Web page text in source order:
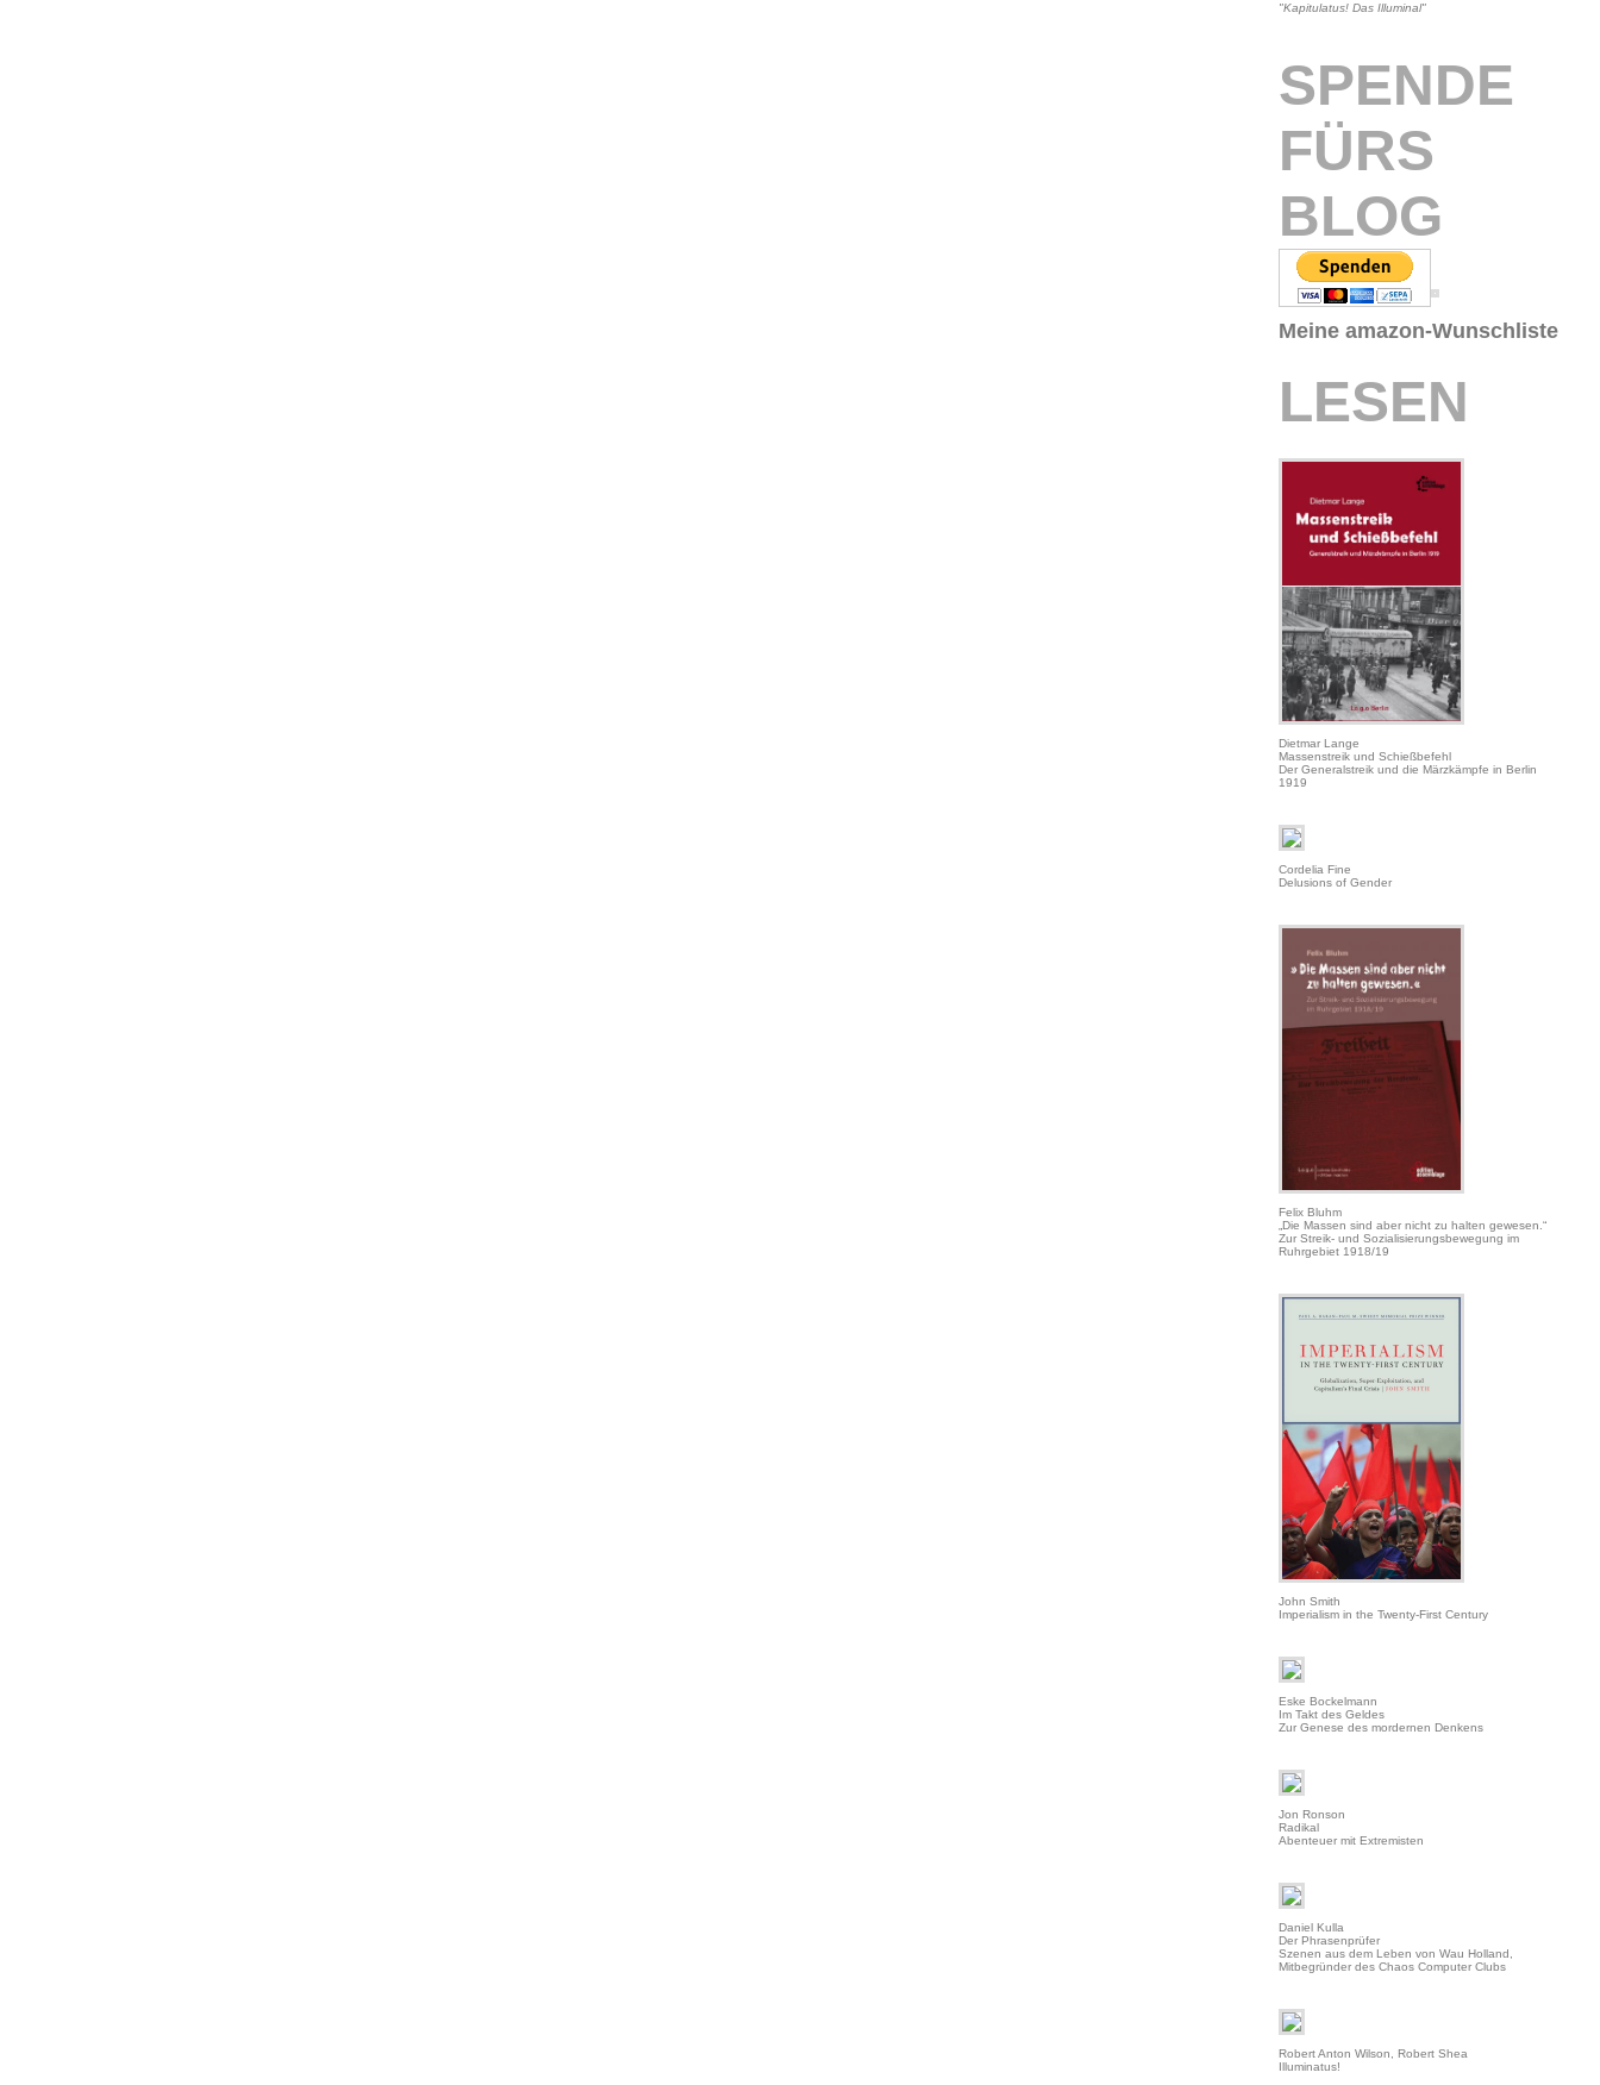
"Kapitulatus! Das Illuminal"
SPENDE
FÜRS
BLOG
Meine amazon-Wunschliste
LESEN
Dietmar Lange
Massenstreik und Schießbefehl
Der Generalstreik und die Märzkämpfe in Berlin
1919
Cordelia Fine
Delusions of Gender
Felix Bluhm
„Die Massen sind aber nicht zu halten gewesen.“
Zur Streik- und Sozialisierungsbewegung im
Ruhrgebiet 1918/19
John Smith
Imperialism in the Twenty-First Century
Eske Bockelmann
Im Takt des Geldes
Zur Genese des mordernen Denkens
Jon Ronson
Radikal
Abenteuer mit Extremisten
Daniel Kulla
Der Phrasenprüfer
Szenen aus dem Leben von Wau Holland,
Mitbegründer des Chaos Computer Clubs
Robert Anton Wilson, Robert Shea
Illuminatus!